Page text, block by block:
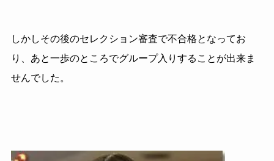
しかしその後のセレクション審査で不合格となってお
り、あと一歩のところでグループ入りすることが出来ま
せんでした。